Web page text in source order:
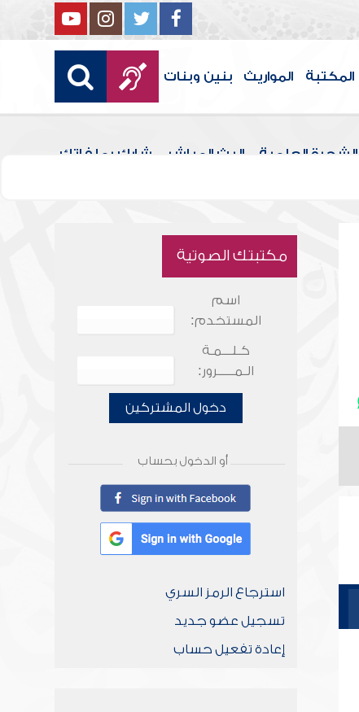
المكتبة المواريث بنين وبنات
الشجرة العلمية البث المباشر شارك بملفاتك
مكتبتك الصوتية
اسم
المستخدم:
كـلـــمـة
الـمـــــرور:
دخول المشتركين
أو الدخول بحساب
استرجاع الرمز السري
تسجيل عضو جديد
إعادة تفعيل حساب